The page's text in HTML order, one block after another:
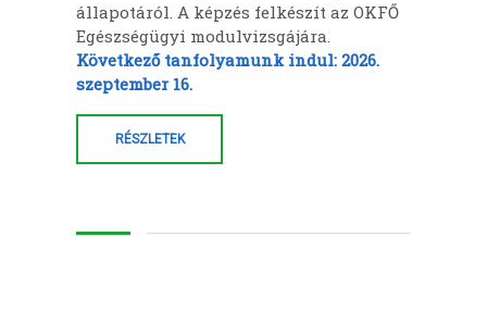
állapotáról. A képzés felkészít az OKFŐ
Egészségügyi modulvizsgájára.
Következő tanfolyamunk indul: 2026.
szeptember 16.
RÉSZLETEK